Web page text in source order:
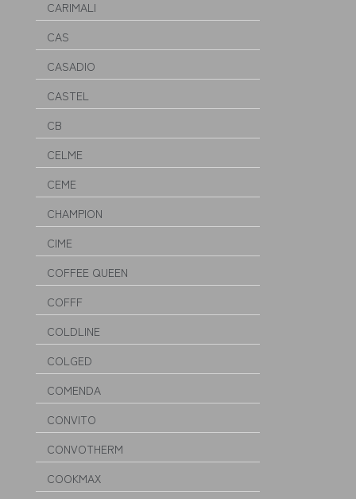
CARIMALI
CAS
CASADIO
CASTEL
CB
CELME
CEME
CHAMPION
CIME
COFFEE QUEEN
COFFF
COLDLINE
COLGED
COMENDA
CONVITO
CONVOTHERM
COOKMAX